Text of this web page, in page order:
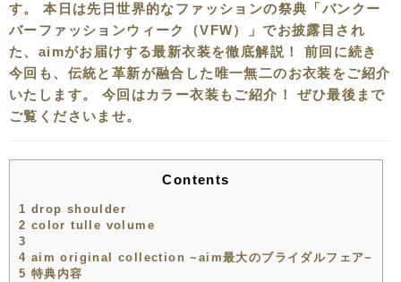
す。 本日は先日世界的なファッションの祭典「バンクー
バーファッションウィーク（VFW）」でお披露目され
た、aimがお届けする最新衣装を徹底解説！ 前回に続き
今回も、伝統と革新が融合した唯一無二のお衣装をご紹介
いたします。 今回はカラー衣装もご紹介！ ぜひ最後まで
ご覧くださいませ。
Contents
1 drop shoulder
2 color tulle volume
3
4 aim original collection ~aim最大のブライダルフェア~
5 特典内容